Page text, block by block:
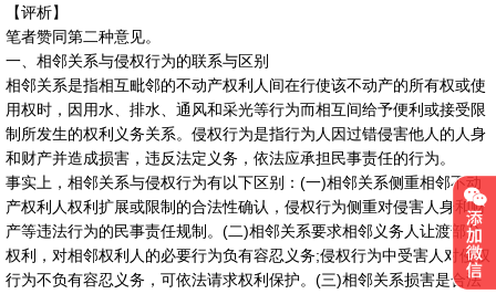
【评析】
笔者赞同第二种意见。
一、相邻关系与侵权行为的联系与区别
相邻关系是指相互毗邻的不动产权利人间在行使该不动产的所有权或使
用权时，因用水、排水、通风和采光等行为而相互间给予便利或接受限
制所发生的权利义务关系。侵权行为是指行为人因过错侵害他人的人身
和财产并造成损害，违反法定义务，依法应承担民事责任的行为。
事实上，相邻关系与侵权行为有以下区别：(一)相邻关系侧重相邻不动
产权利人权利扩展或限制的合法性确认，侵权行为侧重对侵害人身和财
产等违法行为的民事责任规制。(二)相邻关系要求相邻义务人让渡部分
权利，对相邻权利人的必要行为负有容忍义务;侵权行为中受害人对侵权
行为不负有容忍义务，可依法请求权利保护。(三)相邻关系损害是合法